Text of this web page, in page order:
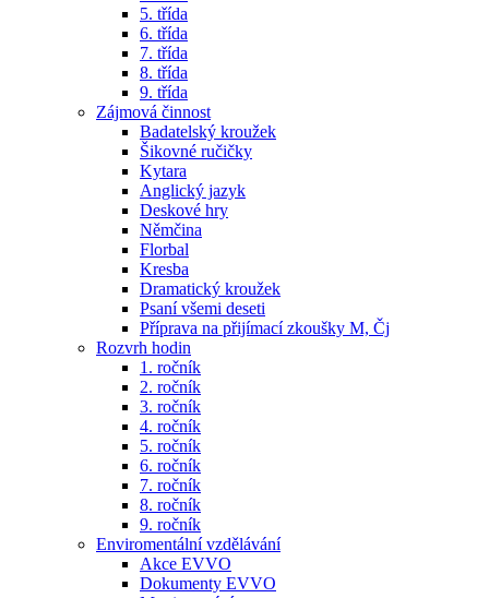
5. třída
6. třída
7. třída
8. třída
9. třída
Zájmová činnost
Badatelský kroužek
Šikovné ručičky
Kytara
Anglický jazyk
Deskové hry
Němčina
Florbal
Kresba
Dramatický kroužek
Psaní všemi deseti
Příprava na přijímací zkoušky M, Čj
Rozvrh hodin
1. ročník
2. ročník
3. ročník
4. ročník
5. ročník
6. ročník
7. ročník
8. ročník
9. ročník
Enviromentální vzdělávání
Akce EVVO
Dokumenty EVVO